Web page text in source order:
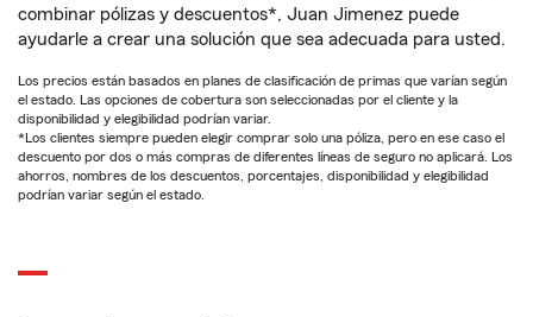
combinar pólizas y descuentos*, Juan Jimenez puede
ayudarle a crear una solución que sea adecuada para usted.
Los precios están basados en planes de clasificación de primas que varían según
el estado. Las opciones de cobertura son seleccionadas por el cliente y la
disponibilidad y elegibilidad podrían variar.
*Los clientes siempre pueden elegir comprar solo una póliza, pero en ese caso el
descuento por dos o más compras de diferentes líneas de seguro no aplicará. Los
ahorros, nombres de los descuentos, porcentajes, disponibilidad y elegibilidad
podrían variar según el estado.